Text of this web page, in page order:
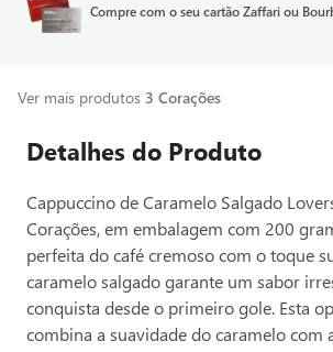
Compre com o seu cartão Zaffari ou
Ver mais produtos 3 Corações
Detalhes do Produto
Cappuccino de Caramelo Salgado
Corações, em embalagem com 200
perfeita do café cremoso com o toque
caramelo salgado garante um sabor
conquista desde o primeiro gole. Esta
combina a suavidade do caramelo com